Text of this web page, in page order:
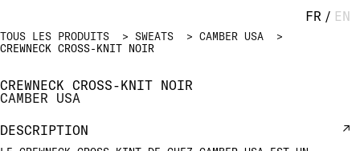
FR / EN
TOUS LES PRODUITS SWEATS
CAMBER USA
CREWNECK CROSS-KNIT NOIR
CREWNECK CROSS-KNIT NOIR
CAMBER USA
DESCRIPTION